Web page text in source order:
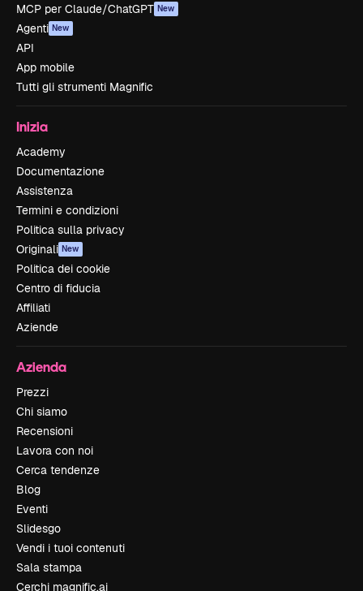
MCP per Claude/ChatGPT New
Agenti New
API
App mobile
Tutti gli strumenti Magnific
Inizia
Academy
Documentazione
Assistenza
Termini e condizioni
Politica sulla privacy
Originali New
Politica dei cookie
Centro di fiducia
Affiliati
Aziende
Azienda
Prezzi
Chi siamo
Recensioni
Lavora con noi
Cerca tendenze
Blog
Eventi
Slidesgo
Vendi i tuoi contenuti
Sala stampa
Cerchi magnific.ai